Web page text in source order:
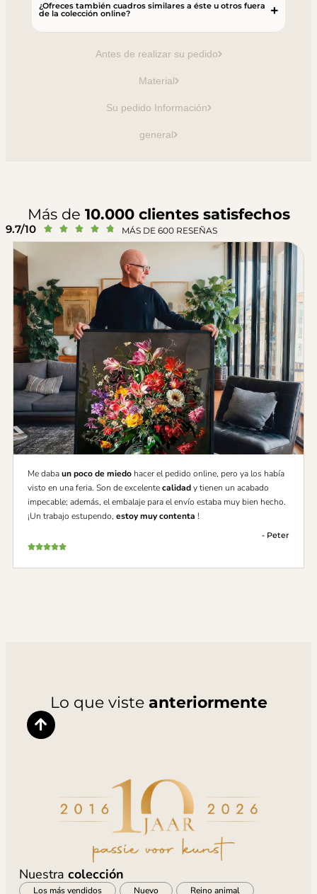
Antes de realizar su pedido
Material
Su pedido Información
general
¿Ofreces también cuadros similares a éste u otros fuera
de la colección online?
Más de 10.000 clientes satisfechos
9.7/10      MÁS DE 600 RESEÑAS
Me dabaun poco de miedo hacer el pedido online, pero ya los había
visto en una feria. Son de excelentecalidady tienen un acabado
impecable; además, el embalaje para el envío estaba muy bien hecho.
¡Un trabajo estupendo, estoy muy contenta !
- Peter
Lo que viste anteriormente
Nuestra colección
Los más vendidos Nuevo Reino animal